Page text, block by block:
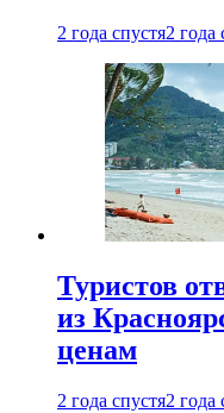
2 года спустя2 года
Туристов
из
ценам
2 года спустя2 года